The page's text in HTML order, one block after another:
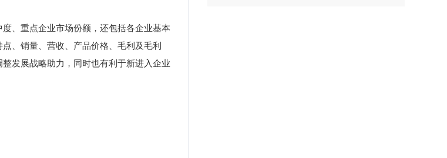
、重点企业市场份额，还包括各企业基本
、销量、营收、产品价格、毛利及毛利
发展战略助力，同时也有利于新进入企业